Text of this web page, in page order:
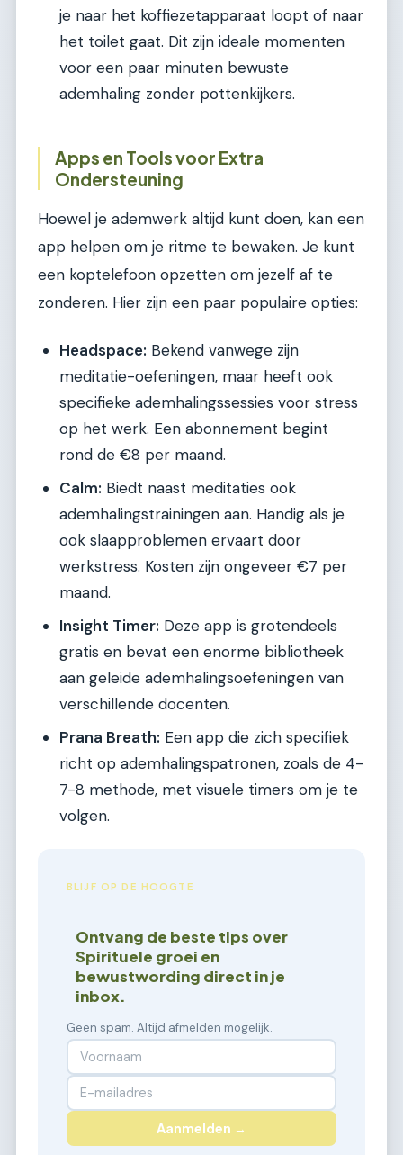
je naar het koffiezetapparaat loopt of naar
het toilet gaat. Dit zijn ideale momenten
voor een paar minuten bewuste
ademhaling zonder pottenkijkers.
Apps en Tools voor Extra
Ondersteuning
Hoewel je ademwerk altijd kunt doen, kan een
app helpen om je ritme te bewaken. Je kunt
een koptelefoon opzetten om jezelf af te
zonderen. Hier zijn een paar populaire opties:
Headspace: Bekend vanwege zijn
meditatie-oefeningen, maar heeft ook
specifieke ademhalingssessies voor stress
op het werk. Een abonnement begint
rond de €8 per maand.
Calm: Biedt naast meditaties ook
ademhalingstrainingen aan. Handig als je
ook slaapproblemen ervaart door
werkstress. Kosten zijn ongeveer €7 per
maand.
Insight Timer: Deze app is grotendeels
gratis en bevat een enorme bibliotheek
aan geleide ademhalingsoefeningen van
verschillende docenten.
Prana Breath: Een app die zich specifiek
richt op ademhalingspatronen, zoals de 4-
7-8 methode, met visuele timers om je te
volgen.
BLIJF OP DE HOOGTE
Ontvang de beste tips over
Spirituele groei en
bewustwording direct in je
inbox.
Geen spam. Altijd afmelden mogelijk.
Aanmelden →